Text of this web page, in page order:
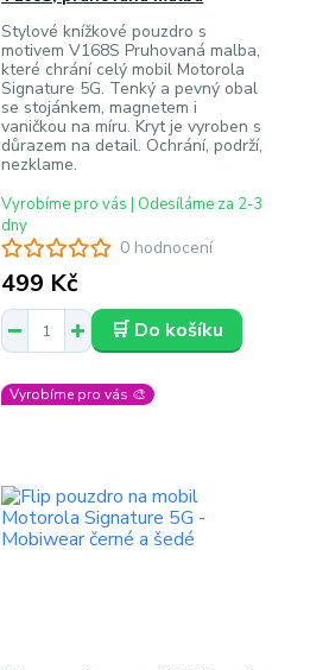
0 hodnocení
Stylové knížkové pouzdro s
motivem V168S Pruhovaná malba,
které chrání celý mobil Motorola
Signature 5G. Tenký a pevný obal
se stojánkem, magnetem i
vaničkou na míru. Kryt je vyroben s
důrazem na detail. Ochrání, podrží,
nezklame.
499 Kč
Vyrobíme pro vás | Odesíláme za 2-3
dny
🛒 Do košíku
Vyrobíme pro vás 🎨